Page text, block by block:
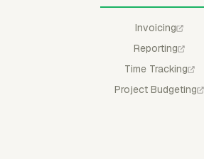
Invoicing
Reporting
Time Tracking
Project Budgeting